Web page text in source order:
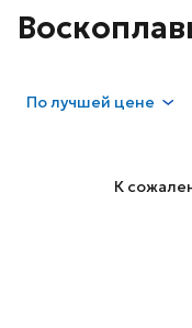
Получшей цене
К